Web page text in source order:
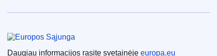
Daugiau informacijos rasite svetainėje europa.eu